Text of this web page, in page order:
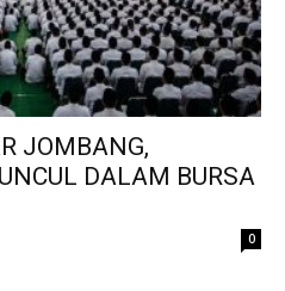
JOMBANG,
DALAM BURSA
0